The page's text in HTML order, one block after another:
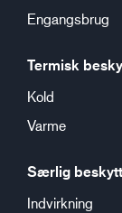
Engangsbrug
Termisk
Kold
Varme
Særlig
Indvirkning